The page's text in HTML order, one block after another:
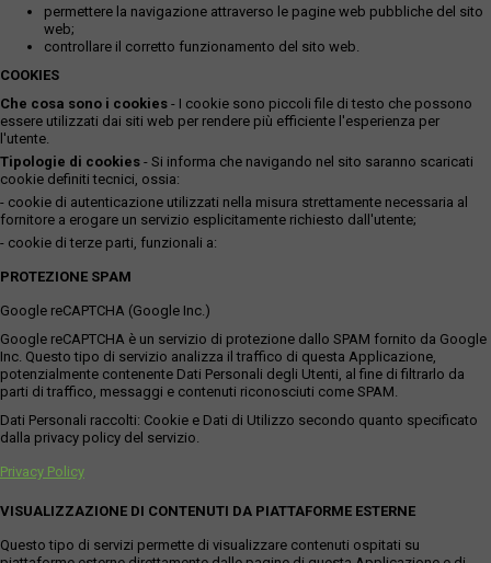
permettere la navigazione attraverso le pagine web pubbliche del sito
web;
controllare il corretto funzionamento del sito web.
COOKIES
Che cosa sono i cookies - I cookie sono piccoli file di testo che possono
essere utilizzati dai siti web per rendere più efficiente l'esperienza per
l'utente.
Tipologie di cookies - Si informa che navigando nel sito saranno scaricati
cookie definiti tecnici, ossia:
- cookie di autenticazione utilizzati nella misura strettamente necessaria al
fornitore a erogare un servizio esplicitamente richiesto dall'utente;
- cookie di terze parti, funzionali a:
PROTEZIONE SPAM
Google reCAPTCHA (Google Inc.)
Google reCAPTCHA è un servizio di protezione dallo SPAM fornito da Google
Inc. Questo tipo di servizio analizza il traffico di questa Applicazione,
potenzialmente contenente Dati Personali degli Utenti, al fine di filtrarlo da
parti di traffico, messaggi e contenuti riconosciuti come SPAM.
Dati Personali raccolti: Cookie e Dati di Utilizzo secondo quanto specificato
dalla privacy policy del servizio.
Privacy Policy
VISUALIZZAZIONE DI CONTENUTI DA PIATTAFORME ESTERNE
Questo tipo di servizi permette di visualizzare contenuti ospitati su